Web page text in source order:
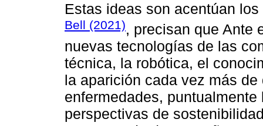
Estas ideas son acentúan
Bell (2021), precisan que Ante
nuevas tecnologías de las
técnica, la robótica, el
la aparición cada vez más
enfermedades,
perspectivas de